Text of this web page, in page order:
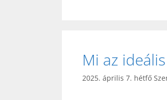
Mi az
2025. április 7. hétfő